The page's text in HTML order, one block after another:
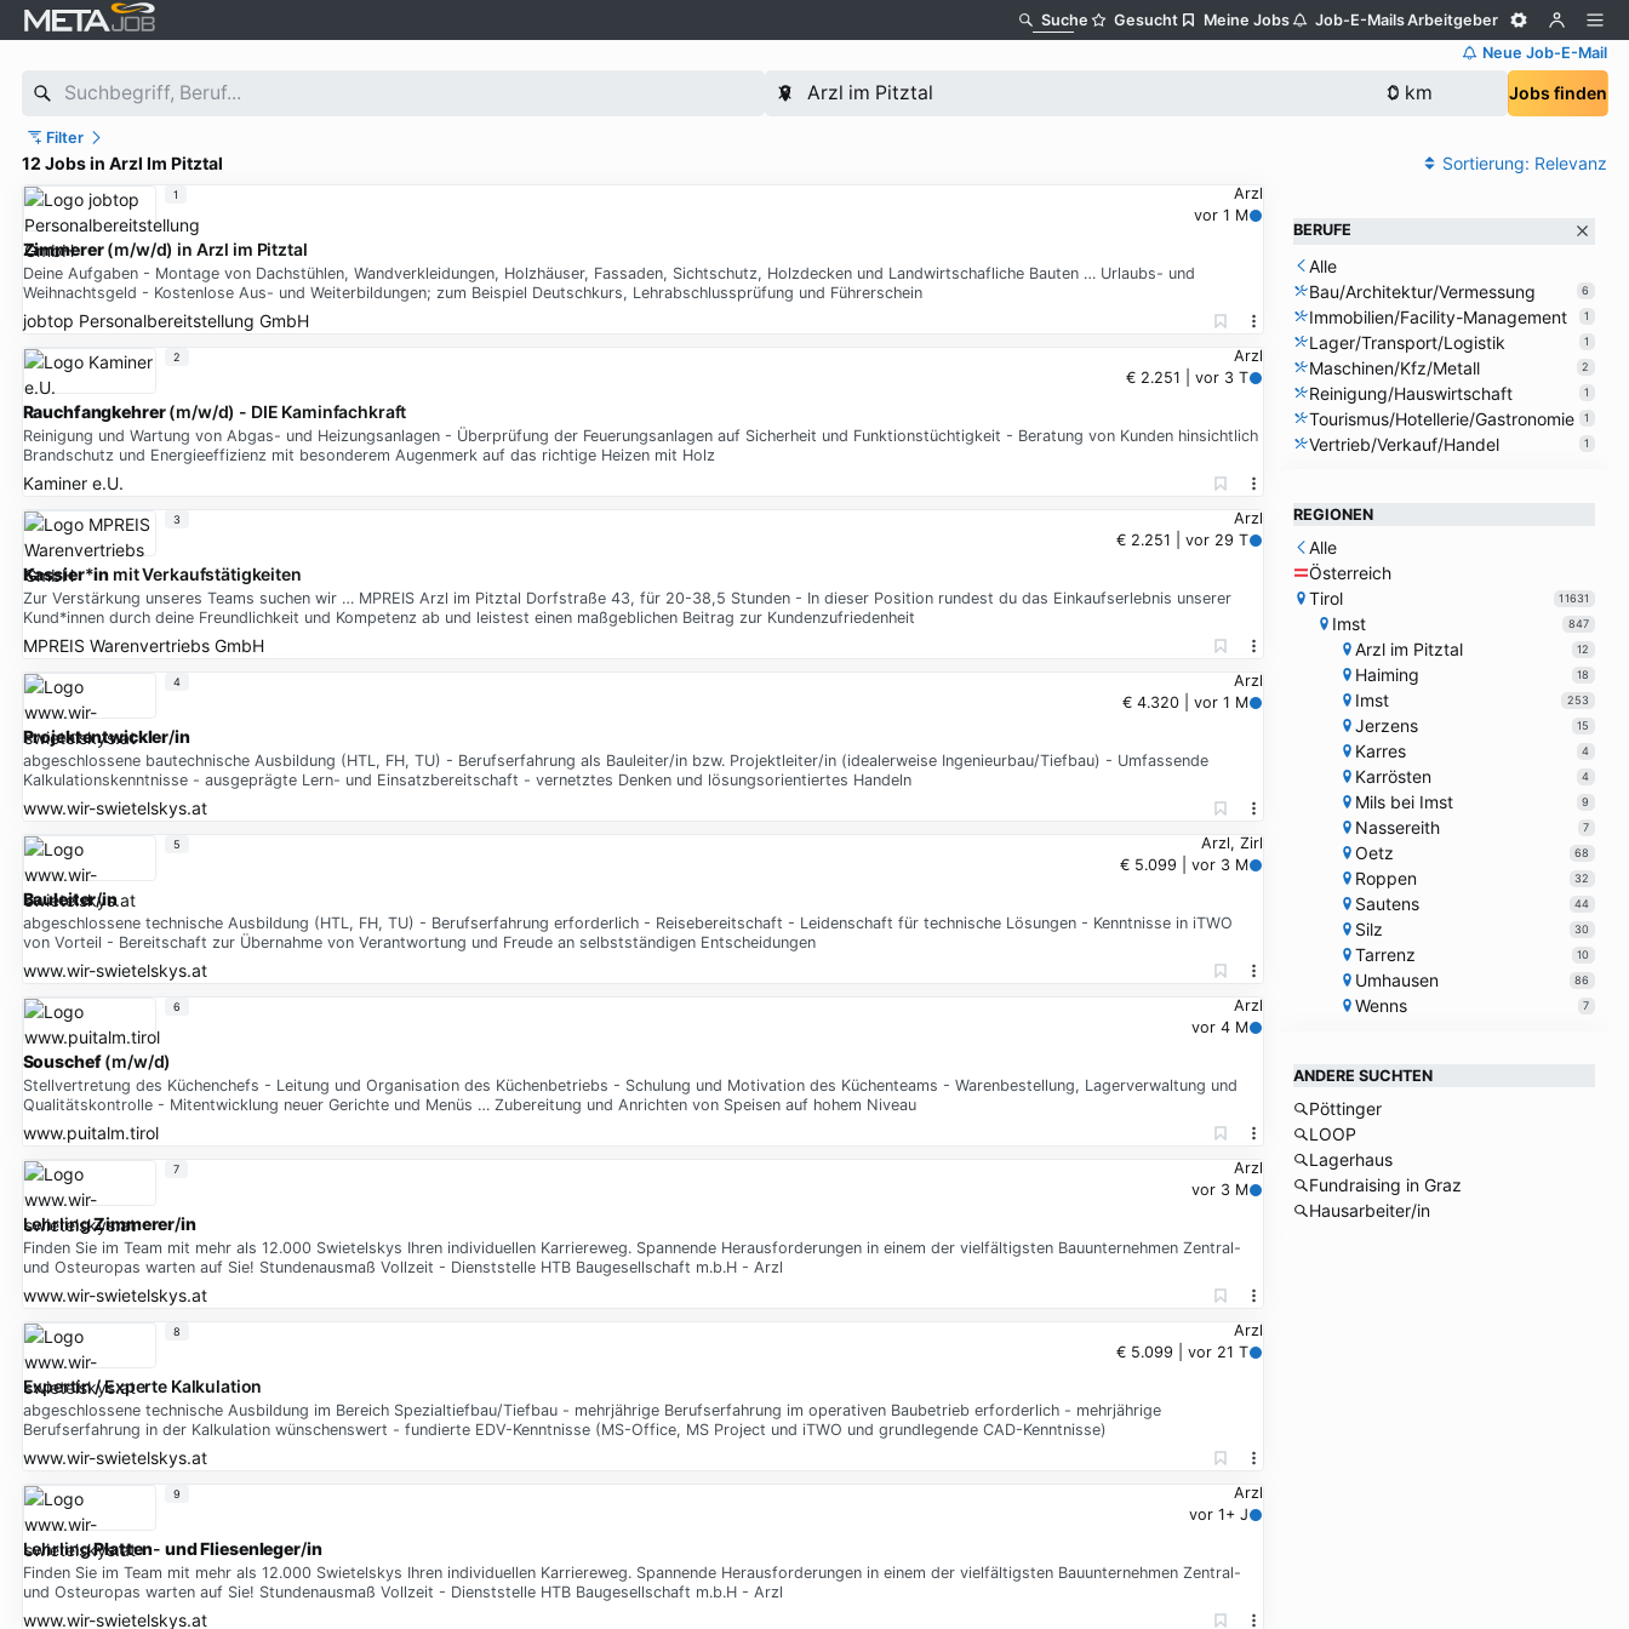
Suche Gesucht Meine Jobs Job-E-MailsArbeitgeber
Neue Job-E-Mail
Jobs finden
Filter
12 Jobs in Arzl Im Pitztal Sortierung: Relevanz
Arzl
vor 1 M
Zimmerer(m/w/d) in Arzl im Pitztal
Deine Aufgaben - Montage von Dachstühlen, Wandverkleidungen, Holzhäuser, Fassaden, Sichtschutz, Holzdecken und Landwirtschafliche Bauten … Urlaubs- und
Weihnachtsgeld - Kostenlose Aus- und Weiterbildungen; zum Beispiel Deutschkurs, Lehrabschlussprüfung und Führerschein
jobtop Personalbereitstellung GmbH
1
Arzl
€ 2.251 | vor 3 T
Rauchfangkehrer(m/w/d) - DIE Kaminfachkraft
Reinigung und Wartung von Abgas- und Heizungsanlagen - Überprüfung der Feuerungsanlagen auf Sicherheit und Funktionstüchtigkeit - Beratung von Kunden hinsichtlich
Brandschutz und Energieeffizienz mit besonderem Augenmerk auf das richtige Heizen mit Holz
Kaminer e.U.
2
Arzl
€ 2.251 | vor 29 T
Kassier*in mit Verkaufstätigkeiten
Zur Verstärkung unseres Teams suchen wir … MPREIS Arzl im Pitztal Dorfstraße 43, für 20-38,5 Stunden - In dieser Position rundest du das Einkaufserlebnis unserer
Kund*innen durch deine Freundlichkeit und Kompetenz ab und leistest einen maßgeblichen Beitrag zur Kundenzufriedenheit
MPREIS Warenvertriebs GmbH
3
Arzl
€ 4.320 | vor 1 M
Projektentwickler/in
abgeschlossene bautechnische Ausbildung (HTL, FH, TU) - Berufserfahrung als Bauleiter/in bzw. Projektleiter/in (idealerweise Ingenieurbau/Tiefbau) - Umfassende
Kalkulationskenntnisse - ausgeprägte Lern- und Einsatzbereitschaft - vernetztes Denken und lösungsorientiertes Handeln
www.wir-swietelskys.at
4
Arzl, Zirl
€ 5.099 | vor 3 M
Bauleiter/in
abgeschlossene technische Ausbildung (HTL, FH, TU) - Berufserfahrung erforderlich - Reisebereitschaft - Leidenschaft für technische Lösungen - Kenntnisse in iTWO
von Vorteil - Bereitschaft zur Übernahme von Verantwortung und Freude an selbstständigen Entscheidungen
www.wir-swietelskys.at
5
Arzl
vor 4 M
Souschef(m/w/d)
Stellvertretung des Küchenchefs - Leitung und Organisation des Küchenbetriebs - Schulung und Motivation des Küchenteams - Warenbestellung, Lagerverwaltung und
Qualitätskontrolle - Mitentwicklung neuer Gerichte und Menüs … Zubereitung und Anrichten von Speisen auf hohem Niveau
www.puitalm.tirol
6
Arzl
vor 3 M
LehrlingZimmerer/in
Finden Sie im Team mit mehr als 12.000 Swietelskys Ihren individuellen Karriereweg. Spannende Herausforderungen in einem der vielfältigsten Bauunternehmen Zentral-
und Osteuropas warten auf Sie! Stundenausmaß Vollzeit - Dienststelle HTB Baugesellschaft m.b.H - Arzl
www.wir-swietelskys.at
7
Arzl
€ 5.099 | vor 21 T
Expertin / Experte Kalkulation
abgeschlossene technische Ausbildung im Bereich Spezialtiefbau/Tiefbau - mehrjährige Berufserfahrung im operativen Baubetrieb erforderlich - mehrjährige
Berufserfahrung in der Kalkulation wünschenswert - fundierte EDV-Kenntnisse (MS-Office, MS Project und iTWO und grundlegende CAD-Kenntnisse)
www.wir-swietelskys.at
8
Arzl
vor 1+ J
LehrlingPlatten-undFliesenleger/in
Finden Sie im Team mit mehr als 12.000 Swietelskys Ihren individuellen Karriereweg. Spannende Herausforderungen in einem der vielfältigsten Bauunternehmen Zentral-
und Osteuropas warten auf Sie! Stundenausmaß Vollzeit - Dienststelle HTB Baugesellschaft m.b.H - Arzl
www.wir-swietelskys.at
9
BERUFE
Alle
Bau/Architektur/Vermessung
6
Immobilien/Facility-Management 1
Lager/Transport/Logistik 1
Maschinen/Kfz/Metall 2
Reinigung/Hauswirtschaft 1
Tourismus/Hotellerie/Gastronomie 1
Vertrieb/Verkauf/Handel 1
REGIONEN
Alle
Österreich
Tirol
11631
Imst 847
Arzl im Pitztal 12
Haiming 18
Imst 253
Jerzens 15
Karres 4
Karrösten 4
Mils bei Imst 9
Nassereith 7
Oetz 68
Roppen 32
Sautens 44
Silz 30
Tarrenz 10
Umhausen 86
Wenns 7
ANDERE SUCHTEN
Pöttinger
LOOP
Lagerhaus
Fundraising in Graz
Hausarbeiter/in